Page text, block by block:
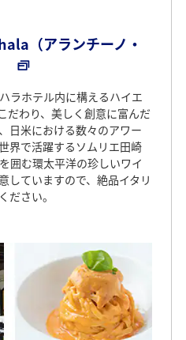
（アランチーノ・
ラホテル内に構えるハイエ
だわり、美しく創意に富んだ
日米における数々のアワー
界で活躍するソムリエ田崎
囲む環太平洋の珍しいワイ
していますので、絶品イタリ
ださい。